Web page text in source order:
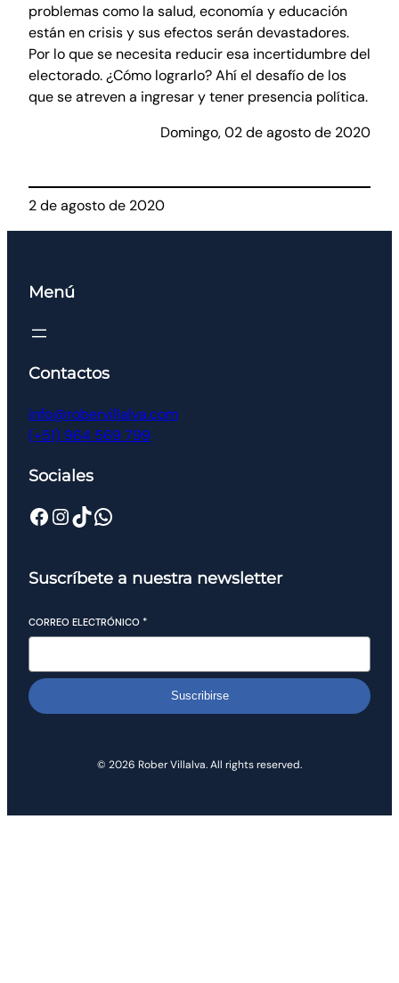
problemas como la salud, economía y educación
están en crisis y sus efectos serán devastadores.
Por lo que se necesita reducir esa incertidumbre del
electorado. ¿Cómo lograrlo? Ahí el desafío de los
que se atreven a ingresar y tener presencia política.
Domingo, 02 de agosto de 2020
2 de agosto de 2020
Menú
Contactos
info@robervillalva.com
(+51) 964 569 799
Sociales
Suscríbete a nuestra newsletter
CORREO ELECTRÓNICO *
Suscribirse
© 2026 Rober Villalva. All rights reserved.